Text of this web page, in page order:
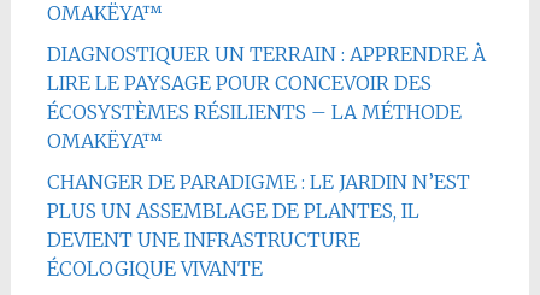
OMAKËYA™
DIAGNOSTIQUER UN TERRAIN : APPRENDRE À
LIRE LE PAYSAGE POUR CONCEVOIR DES
ÉCOSYSTÈMES RÉSILIENTS – LA MÉTHODE
OMAKËYA™
CHANGER DE PARADIGME : LE JARDIN N’EST
PLUS UN ASSEMBLAGE DE PLANTES, IL
DEVIENT UNE INFRASTRUCTURE
ÉCOLOGIQUE VIVANTE